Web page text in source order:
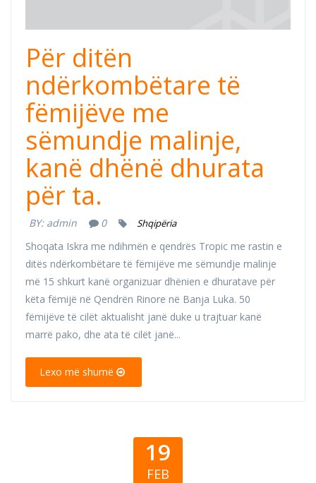
Për ditën
ndërkombëtare të
fëmijëve me
sëmundje malinje,
kanë dhënë dhurata
për ta.
BY: admin 0 Shqipëria
Shoqata Iskra me ndihmën e qendrës Tropic me rastin e
ditës ndërkombëtare të fëmijëve me sëmundje malinje
më 15 shkurt kanë organizuar dhënien e dhuratave për
këta fëmijë në Qendrën Rinore në Banja Luka. 50
fëmijëve të cilët aktualisht janë duke u trajtuar kanë
marrë pako, dhe ata të cilët janë...
Lexo më shumë
19
FEB